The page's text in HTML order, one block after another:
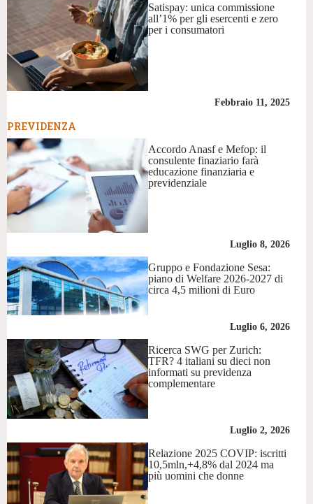
Satispay: unica commissione
all’1% per gli esercenti e zero
per i consumatori
Febbraio 11, 2025
PREVIDENZA
Accordo Anasf e Mefop: il
consulente finaziario farà
educazione finanziaria e
previdenziale
Luglio 8, 2026
Gruppo e Fondazione Sesa:
piano di Welfare 2026-2027 di
circa 4,5 milioni di Euro
Luglio 6, 2026
Ricerca SWG per Zurich:
TFR? 4 italiani su dieci non
informati su previdenza
complementare
Luglio 2, 2026
Relazione 2025 COVIP: iscritti
10,5mln,+4,8% dal 2024 ma
più uomini che donne